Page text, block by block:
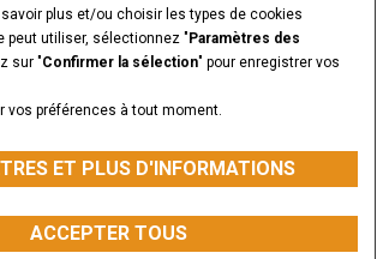
une marque de CNH Industrial N.V. ©2026
plus et/ou choisir les types de cookies
utiliser, sélectionnez " Paramètres des
sur "Confirmer la sélection" pour enregistrer vos
vos préférences à tout moment.
ET PLUS D'INFORMATIONS
ACCEPTER TOUS